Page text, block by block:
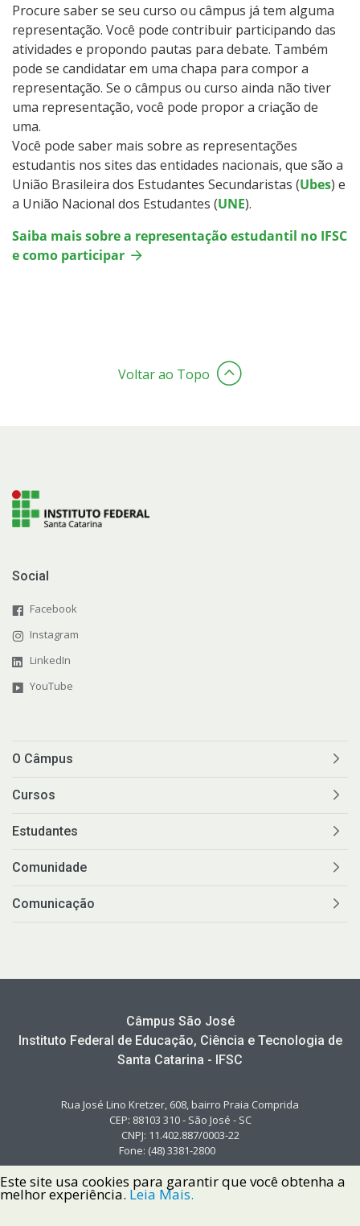
Procure saber se seu curso ou câmpus já tem alguma
representação. Você pode contribuir participando das
atividades e propondo pautas para debate. Também
pode se candidatar em uma chapa para compor a
representação. Se o câmpus ou curso ainda não tiver
uma representação, você pode propor a criação de
uma.
Você pode saber mais sobre as representações
estudantis nos sites das entidades nacionais, que são a
União Brasileira dos Estudantes Secundaristas (Ubes) e
a União Nacional dos Estudantes (UNE).
Saiba mais sobre a representação estudantil no IFSC
e como participar
Voltar ao Topo
Social
Facebook
Instagram
LinkedIn
YouTube
O Câmpus
Cursos
Estudantes
Comunidade
Comunicação
Câmpus São José
Instituto Federal de Educação, Ciência e Tecnologia de
Santa Catarina - IFSC
Rua José Lino Kretzer, 608, bairro Praia Comprida
CEP: 88103 310 - São José - SC
CNPJ: 11.402.887/0003-22
Fone: (48) 3381-2800
Este site usa cookies para garantir que você obtenha a
melhor experiência. Leia Mais.